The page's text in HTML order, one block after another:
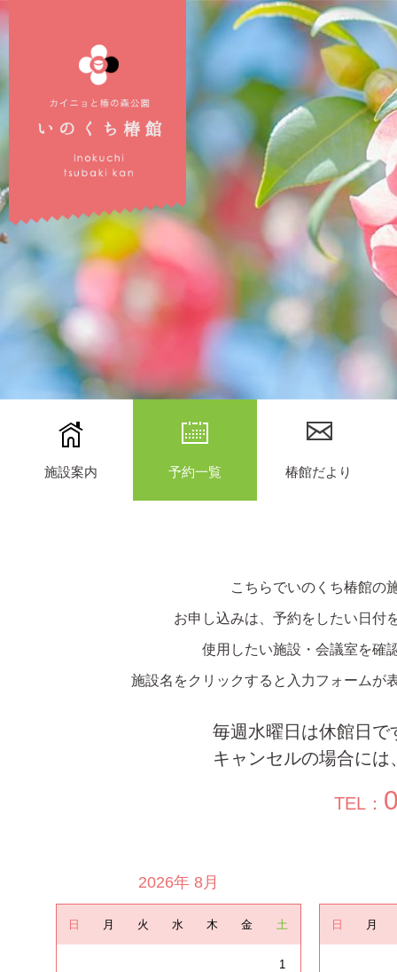
施設案内 予約一覧 椿館だより
こちらでいのくち椿館の
お申し込みは、予約をしたい日付
使用したい施設・会議室を確
施設名をクリックすると入力フォームが
毎週水曜日は休館日
キャンセルの場合に
TEL：
2026年 8月
日 月 火 水 木 金 土
1
日 月